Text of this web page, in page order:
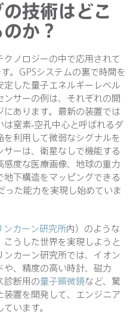
技術はどこ
か？
ノロジーの中で応用されて
。GPSシステムの裏で時間を
した量子エネルギーレベル
サーの例は、それぞれの開
あります。最新の装置では
窒素-空孔中心と呼ばれるダ
利用して微弱なシグナルを
ーは、衛星なしで機能する
度な医療画像、地球の重力
下構造をマッピングできる
った能力を実現し始めていま
ンカーン研究所内）のような
うした世界を実現しようと
カーン研究所では、イオン
、精度の高い時計、磁力
診断用の量子顕微鏡など、驚
置を開発して、エンジニア
います。